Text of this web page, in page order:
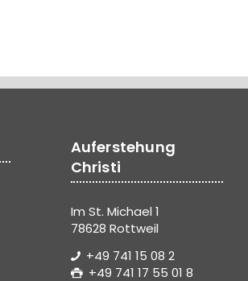
Auferstehung
Christi
Im St. Michael 1
78628 Rottweil
+49 741 15 08 2
+49 741 17 55 01 8